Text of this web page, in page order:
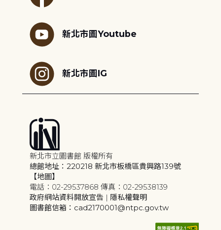
新北市圖Youtube
新北市圖IG
新北市立圖書館 版權所有
總館地址：220218 新北市板橋區貴興路139號
【地圖】
電話：02-29537868 傳真：02-29538139
政府網站資料開放宣告 | 隱私權聲明
圖書館信箱：cad2170001@ntpc.gov.tw